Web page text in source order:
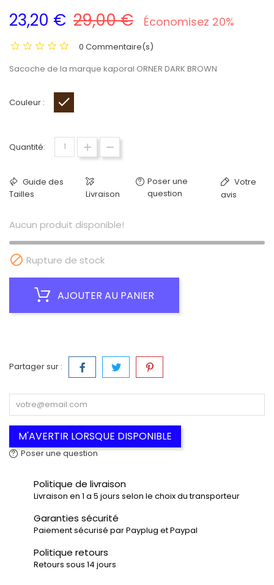
23,20 € 29,00 € Économisez 20%
0 Commentaire(s)
Sacoche de la marque kaporal ORNER DARK BROWN
Couleur :
Quantité:
Guide des
Tailles
Livraison
Poser une
question
Votre
avis
Aucun produit disponible!
 Rupture de stock
AJOUTER AU PANIER
Partager sur :
M'AVERTIR LORSQUE DISPONIBLE
Poser une question
Politique de livraison
Livraison en 1 a 5 jours selon le choix du transporteur
Garanties sécurité
Paiement sécurisé par Payplug et Paypal
Politique retours
Retours sous 14 jours